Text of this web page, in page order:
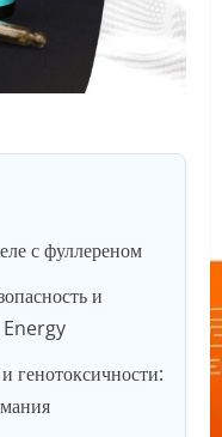
с фуллереном
и
Energy
генотоксичности: